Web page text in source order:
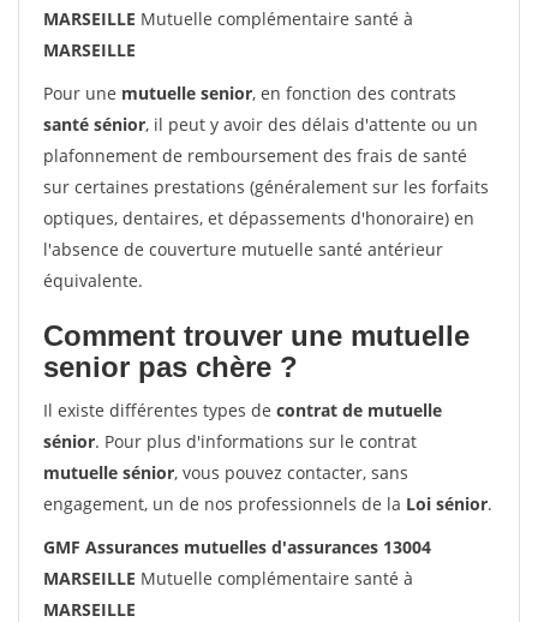
MARSEILLE Mutuelle complémentaire santé à
MARSEILLE
Pour une mutuelle senior, en fonction des contrats
santé sénior, il peut y avoir des délais d'attente ou un
plafonnement de remboursement des frais de santé
sur certaines prestations (généralement sur les forfaits
optiques, dentaires, et dépassements d'honoraire) en
l'absence de couverture mutuelle santé antérieur
équivalente.
Comment trouver une mutuelle
senior pas chère ?
Il existe différentes types de contrat de mutuelle
sénior. Pour plus d'informations sur le contrat
mutuelle sénior, vous pouvez contacter, sans
engagement, un de nos professionnels de la Loi sénior.
GMF Assurances mutuelles d'assurances 13004
MARSEILLE Mutuelle complémentaire santé à
MARSEILLE